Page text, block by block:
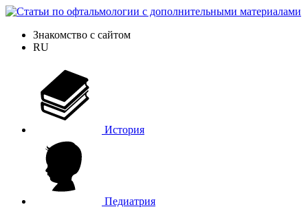
Знакомство с сайтом
RU
История
Педиатрия